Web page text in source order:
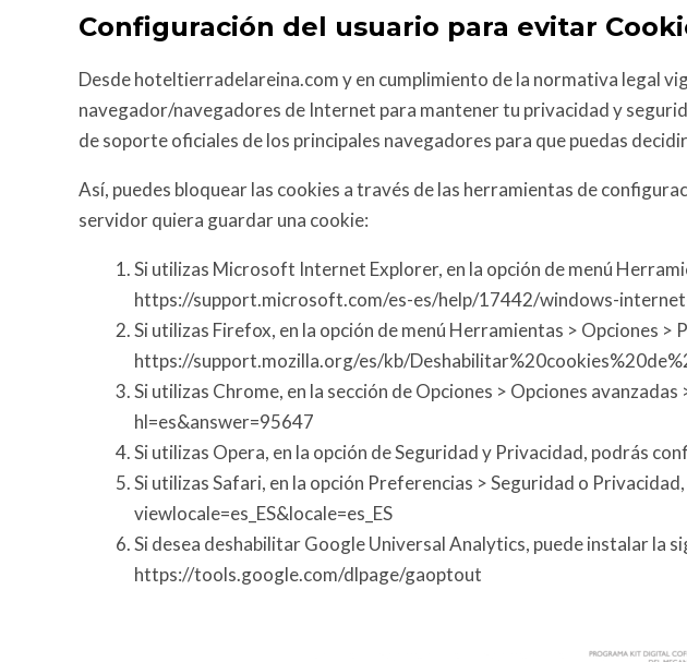
Configuración del usuario para evitar
Desde hoteltierradelareina.com y en cumplimiento de la normativa legal
navegador/navegadores de Internet para mantener tu privacidad y
de soporte oficiales de los principales navegadores para que puedas
Así, puedes bloquear las cookies a través de las herramientas de
servidor quiera guardar una cookie:
Si utilizas Microsoft Internet Explorer, en la opción de menú
https://support.microsoft.com/es-es/help/17442/windows-
Si utilizas Firefox, en la opción de menú Herramientas > Opciones >
https://support.mozilla.org/es/kb/
Si utilizas Chrome, en la sección de Opciones > Opciones
hl=es&answer=95647
Si utilizas Opera, en la opción de Seguridad y Privacidad, podrás
Si utilizas Safari, en la opción Preferencias > Seguridad o
viewlocale=es_ES&locale=es_ES
Si desea deshabilitar Google Universal Analytics, puede instalar la
https://tools.google.com/dlpage/gaoptout